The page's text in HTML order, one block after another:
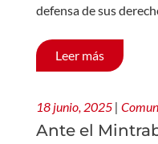
defensa de sus
Leer más
18 junio, 2025 |
Ante el